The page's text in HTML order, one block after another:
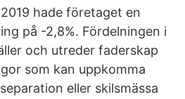
hade företaget en
på -2,8%. Fördelningen i
och utreder faderskap
som kan uppkomma
eller skilsmässa